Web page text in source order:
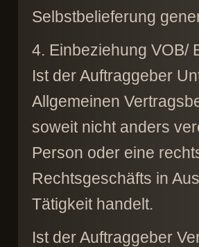
Selbstbelieferung
4. Einbeziehung VOB/
Ist der Auftraggeber
Allgemeinen
soweit nicht anders
Person oder eine
Rechtsgeschäfts in
Tätigkeit handelt.
Ist der Auftraggeber